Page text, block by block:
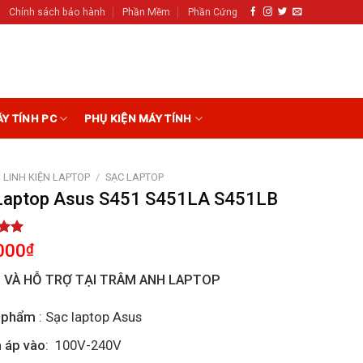
Chính sách bảo hành Phần Mềm Phần Cứng
TÍNH PC PHỤ KIỆN MÁY TÍNH
LINH KIỆN LAPTOP / SẠC LAPTOP
Asus S451 S451LA S451LB
₫
VÀ HỖ TRỢ TẠI TRÂM ANH LAPTOP
: Sạc laptop Asus
áp vào: 100V-240V